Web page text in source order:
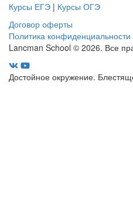
Курсы ЕГЭ | Курсы ОГЭ
Договор оферты
Политика конфиденциальности
Lancman School © 2026. Все
Достойное окружение.